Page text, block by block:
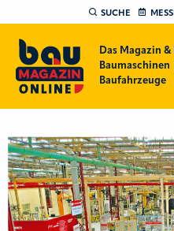
SUCHE
Das Magazin
Baumaschinen
Baufahrzeuge